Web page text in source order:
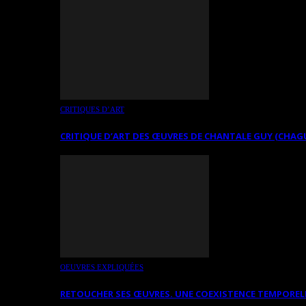
CRITIQUES D’ART
CRITIQUE D’ART DES ŒUVRES DE CHANTALE GUY
OEUVRES EXPLIQUÉES
RETOUCHER SES ŒUVRES. UNE COEXISTENCE